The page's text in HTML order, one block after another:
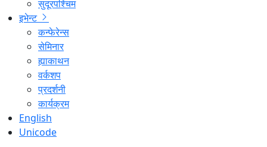
सुदूरपश्चिम
इभेन्ट
कन्फेरेन्स
सेमिनार
ह्याकाथन
वर्कशप
प्रदर्शनी
कार्यक्रम
English
Unicode